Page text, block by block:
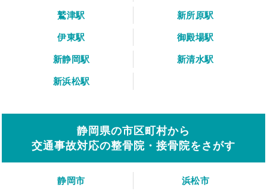
鷲津駅
新所原駅
伊東駅
御殿場駅
新静岡駅
新清水駅
新浜松駅
静岡県の市区町村から
交通事故対応の整骨院・接骨院をさがす
静岡市
浜松市